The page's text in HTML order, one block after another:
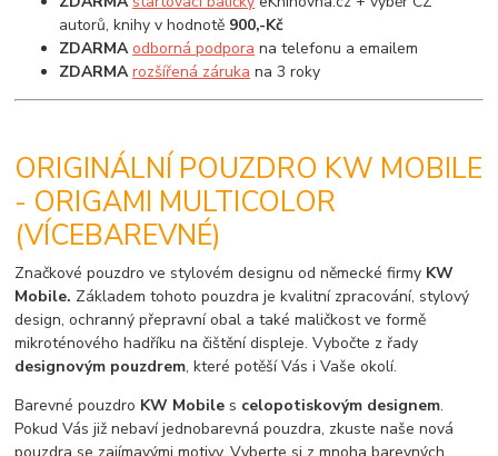
autorů, knihy v hodnotě 900,-Kč
ZDARMA odborná podpora na telefonu a emailem
ZDARMA rozšířená záruka na 3 roky
ORIGINÁLNÍ POUZDRO KW MOBILE
- ORIGAMI MULTICOLOR
(VÍCEBAREVNÉ)
Značkové pouzdro ve stylovém designu od německé firmy KW
Mobile. Základem tohoto pouzdra je kvalitní zpracování, stylový
design, ochranný přepravní obal a také maličkost ve formě
mikroténového hadříku na čištění displeje. Vybočte z řady
designovým pouzdrem, které potěší Vás i Vaše okolí.
Barevné pouzdro KW Mobile s celopotiskovým designem.
Pokud Vás již nebaví jednobarevná pouzdra, zkuste naše nová